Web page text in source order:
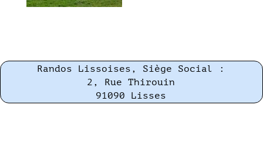
Randos Lissoises, Siège Social :
2, Rue Thirouin
91090 Lisses